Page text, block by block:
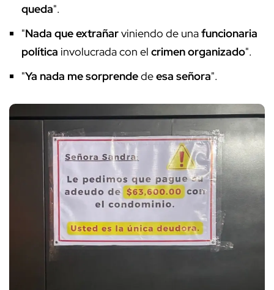
queda".
"Nada que extrañarviniendo de unafuncionaria
política involucrada con el crimen organizado".
"Ya nada me sorprendedeesa señora".